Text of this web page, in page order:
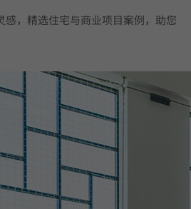
感，精选住宅与商业项目案例，助您